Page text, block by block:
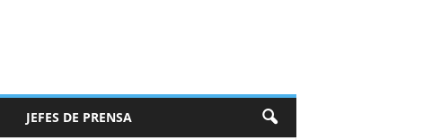
JEFES DE PRENSA